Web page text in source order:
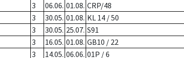
3 06.06. 01.08. CRP/48
3 30.05. 01.08. KL 14 / 50
3 30.05. 25.07. S91
3 16.05. 01.08. GB10 / 22
3 14.05. 06.06. 01P / 6